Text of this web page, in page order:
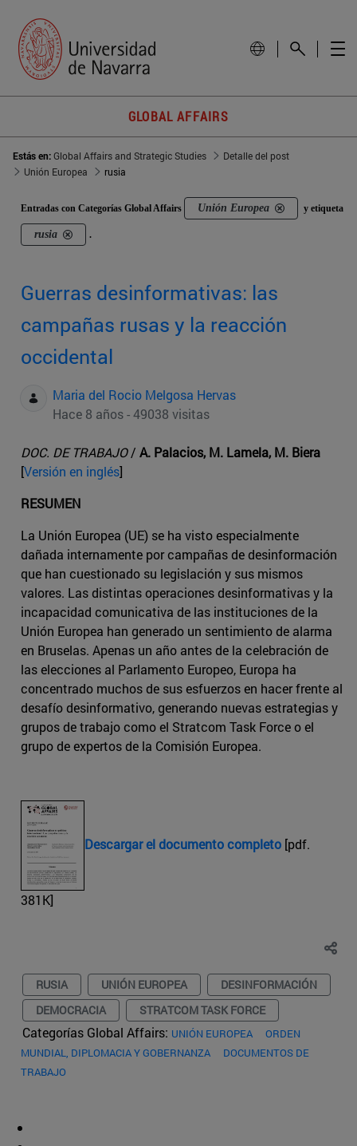
GLOBAL AFFAIRS
Estás en:Global Affairs and Strategic Studies
Detalle del post
Unión Europea
rusia
Entradas con Categorías Global Affairs Unión Europea y etiqueta
rusia .
Guerras desinformativas: las
campañas rusas y la reacción
occidental
Maria del Rocio Melgosa Hervas
Hace 8 años - 49038 visitas
DOC. DE TRABAJO/ A. Palacios, M. Lamela, M. Biera
[Versión en inglés]
RESUMEN
La Unión Europea (UE) se ha visto especialmente
dañada internamente por campañas de desinformación
que han cuestionado su legislación y sus mismos
valores. Las distintas operaciones desinformativas y la
incapacidad comunicativa de las instituciones de la
Unión Europea han generado un sentimiento de alarma
en Bruselas. Apenas un año antes de la celebración de
las elecciones al Parlamento Europeo, Europa ha
concentrado muchos de sus esfuerzos en hacer frente al
desafío desinformativo, generando nuevas estrategias y
grupos de trabajo como el Stratcom Task Force o el
grupo de expertos de la Comisión Europea.
Descargar el documento completo [pdf.
381K]
RUSIA UNIÓN EUROPEA
DESINFORMACIÓN
DEMOCRACIA
STRATCOM TASK FORCE
Categorías Global Affairs: UNIÓN EUROPEA
ORDEN
MUNDIAL, DIPLOMACIA Y GOBERNANZA
DOCUMENTOS DE
TRABAJO